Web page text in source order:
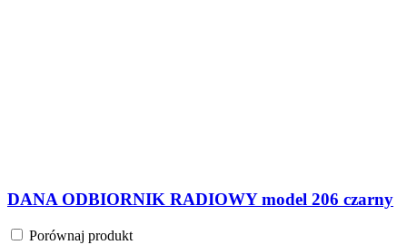
DANA ODBIORNIK RADIOWY model 206 czarny
Porównaj produkt